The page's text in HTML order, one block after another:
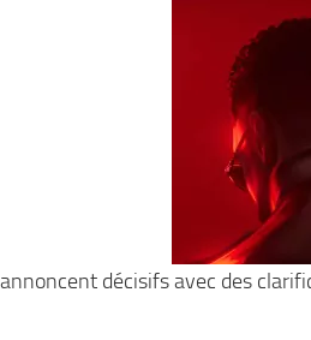
décisifs avec des